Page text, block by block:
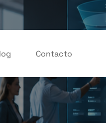
Contacto